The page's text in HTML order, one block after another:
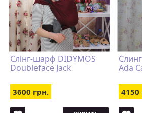
Слінг-шарф DIDYMOS
Doubleface Jack
3600 грн.
Ada
4150